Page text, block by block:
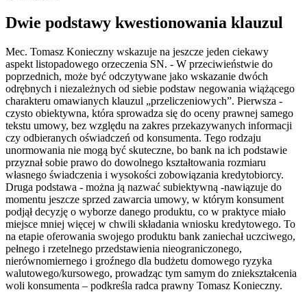
Dwie podstawy kwestionowania klauzul
Mec. Tomasz Konieczny wskazuje na jeszcze jeden ciekawy
aspekt listopadowego orzeczenia SN. - W przeciwieństwie do
poprzednich, może być odczytywane jako wskazanie dwóch
odrębnych i niezależnych od siebie podstaw negowania wiążącego
charakteru omawianych klauzul „przeliczeniowych”. Pierwsza -
czysto obiektywna, która sprowadza się do oceny prawnej samego
tekstu umowy, bez względu na zakres przekazywanych informacji
czy odbieranych oświadczeń od konsumenta. Tego rodzaju
unormowania nie mogą być skuteczne, bo bank na ich podstawie
przyznał sobie prawo do dowolnego kształtowania rozmiaru
własnego świadczenia i wysokości zobowiązania kredytobiorcy.
Druga podstawa - można ją nazwać subiektywną -nawiązuje do
momentu jeszcze sprzed zawarcia umowy, w którym konsument
podjął decyzję o wyborze danego produktu, co w praktyce miało
miejsce mniej więcej w chwili składania wniosku kredytowego. To
na etapie oferowania swojego produktu bank zaniechał uczciwego,
pełnego i rzetelnego przedstawienia nieograniczonego,
nierównomiernego i groźnego dla budżetu domowego ryzyka
walutowego/kursowego, prowadząc tym samym do zniekształcenia
woli konsumenta – podkreśla radca prawny Tomasz Konieczny.